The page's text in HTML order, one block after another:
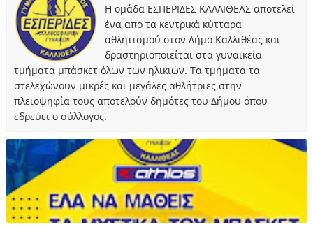
Η ομάδα ΕΣΠΕΡΙΔΕΣ ΚΑΛΛΙΘΕΑΣ αποτελεί
ένα από τα κεντρικά κύτταρα
αθλητισμού στον Δήμο Καλλιθέας και
δραστηριοποιείται στα γυναικεία
τμήματα μπάσκετ όλων των ηλικιών. Τα τμήματα τα
στελεχώνουν μικρές και μεγάλες αθλήτριες στην
πλειοψηφία τους αποτελούν δημότες του Δήμου όπου
εδρεύει ο σύλλογος.